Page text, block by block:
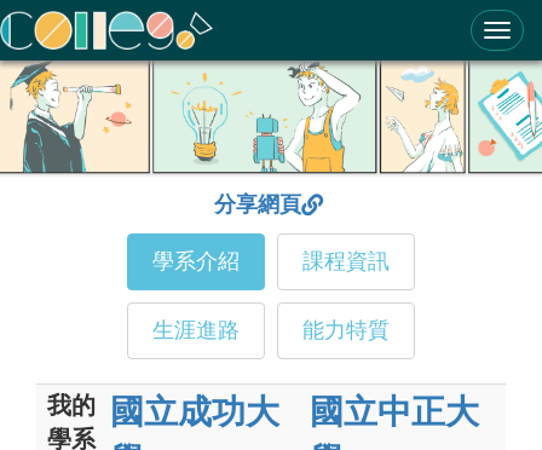
ColleGo! 大學選才與高中育才輔助系統
分享網頁
學系介紹 課程資訊
生涯進路 能力特質
我的
學系
國立成功大
國立中正大